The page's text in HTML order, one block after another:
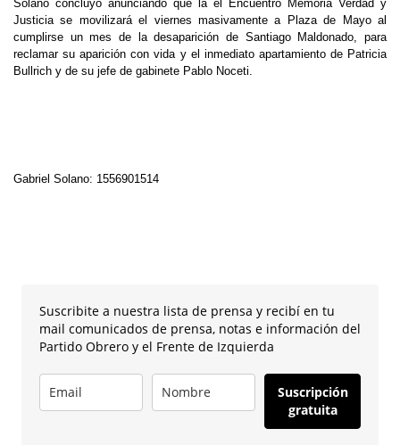
Solano concluyó anunciando que la el Encuentro Memoria Verdad y
Justicia se movilizará el viernes masivamente a Plaza de Mayo al
cumplirse un mes de la desaparición de Santiago Maldonado, para
reclamar su aparición con vida y el inmediato apartamiento de Patricia
Bullrich y de su jefe de gabinete Pablo Noceti.
Gabriel Solano: 1556901514
Suscribite a nuestra lista de prensa y recibí en tu
mail comunicados de prensa, notas e información del
Partido Obrero y el Frente de Izquierda
Suscripción
gratuita